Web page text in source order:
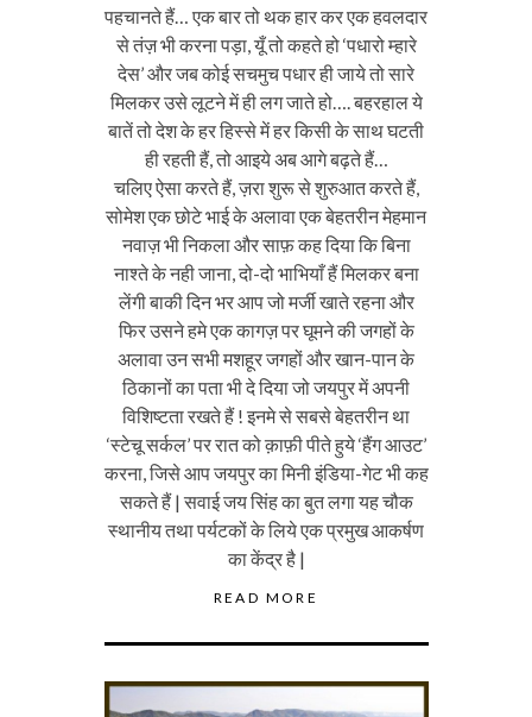
पहचानते हैं… एक बार तो थक हार कर एक हवलदार
से तंज़ भी करना पड़ा, यूँ तो कहते हो ‘पधारो म्हारे
देस’ और जब कोई सचमुच पधार ही जाये तो सारे
मिलकर उसे लूटने में ही लग जाते हो…. बहरहाल ये
बातें तो देश के हर हिस्से में हर किसी के साथ घटती
ही रहती हैं, तो आइये अब आगे बढ़ते हैं…
चलिए ऐसा करते हैं, ज़रा शुरू से शुरुआत करते हैं,
सोमेश एक छोटे भाई के अलावा एक बेहतरीन मेहमान
नवाज़ भी निकला और साफ़ कह दिया कि बिना
नाश्ते के नही जाना, दो-दो भाभियाँ हैं मिलकर बना
लेंगी बाकी दिन भर आप जो मर्जी खाते रहना और
फिर उसने हमे एक कागज़ पर घूमने की जगहों के
अलावा उन सभी मशहूर जगहों और खान-पान के
ठिकानों का पता भी दे दिया जो जयपुर में अपनी
विशिष्टता रखते हैं ! इनमे से सबसे बेहतरीन था
‘स्टेचू सर्कल’ पर रात को क़ाफ़ी पीते हुये ‘हैंग आउट’
करना, जिसे आप जयपुर का मिनी इंडिया-गेट भी कह
सकते हैं | सवाई जय सिंह का बुत लगा यह चौक
स्थानीय तथा पर्यटकों के लिये एक प्रमुख आकर्षण
का केंद्र है |
READ MORE